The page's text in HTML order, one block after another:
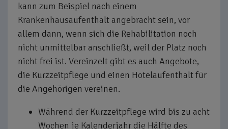
kann zum Beispiel nach einem
Krankenhausaufenthalt angebracht sein, vor
allem dann, wenn sich die Rehabilitation noch
nicht unmittelbar anschließt, weil der Platz noch
nicht frei ist. Vereinzelt gibt es auch Angebote,
die Kurzzeitpflege und einen Hotelaufenthalt für
die Angehörigen vereinen.
Während der Kurzzeitpflege wird bis zu acht
Wochen je Kalenderjahr die Hälfte des